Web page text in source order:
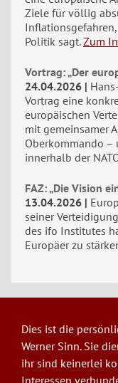
Ziele für völlig
Politik sagt. Zum
Vortrag: „Der
24.04.2026
Vortrag eine
europäischen
mit gemeinsamer
Oberkommando –
innerhalb der
FAZ: „Die Vision
13.04.2026
seiner
des ifo Institutes
Europäer zu
Dies ist die
Werner Sinn. Sie
ihr sind keinerlei
Interessen